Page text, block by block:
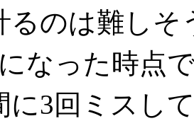
るのは難しそ
なった時点
に3回ミスし